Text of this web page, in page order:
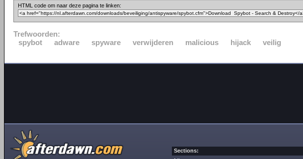
HTML code om naar deze pagina te linken:
Trefwoorden:
spybot
adware spyware verwijderen malicious hijack veilig
Sections: